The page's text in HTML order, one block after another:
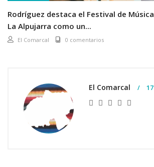
Rodríguez destaca el Festival de
La Alpujarra como un...
El Comarcal 0 comentarios
El Comarcal